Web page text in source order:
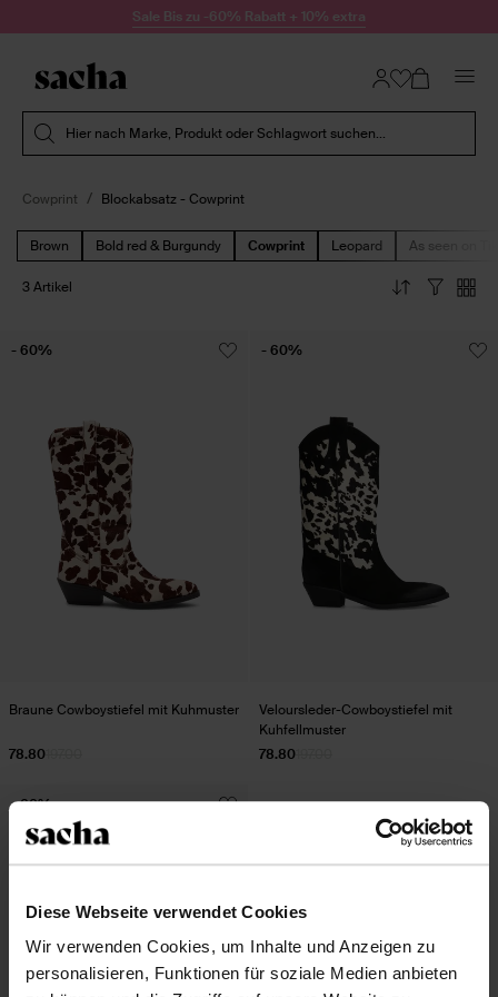
Diese Webseite verwendet Cookies
Wir verwenden Cookies, um Inhalte und Anzeigen zu
personalisieren, Funktionen für soziale Medien anbieten
Zum Inhalt springenSale Bis zu -60% Rabatt + 10% extra
Hier nach Marke, Produkt oder Schlagwort suchen...
Cowprint Blockabsatz - Cowprint
Brown Bold red & Burgundy Cowprint Leopard As seen on
3 Artikel
Braune Cowboystiefel mit Kuhmuster
78.80
- 60%
Veloursleder-Cowboystiefel mit
Kuhfellmuster
78.80
- 60%
- 60%